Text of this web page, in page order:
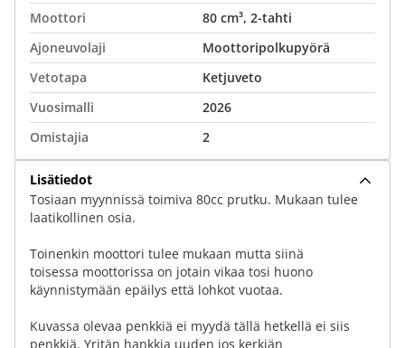
Moottori
80 cm³, 2-tahti
Ajoneuvolaji
Moottoripolkupyörä
Vetotapa
Ketjuveto
Vuosimalli
2026
Omistajia
2
Lisätiedot
Tosiaan myynnissä toimiva 80cc prutku. Mukaan tulee
laatikollinen osia.
Toinenkin moottori tulee mukaan mutta siinä
toisessa moottorissa on jotain vikaa tosi huono
käynnistymään epäilys että lohkot vuotaa.
Kuvassa olevaa penkkiä ei myydä tällä hetkellä ei siis
penkkiä. Yritän hankkia uuden jos kerkiän